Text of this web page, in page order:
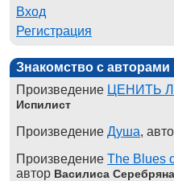
Вход
Регистрация
Знакомство с авторами
Произведение ЦЕНИТЬ
Испилист
Произведение Душа,
Произведение The Blues
автор Василиса